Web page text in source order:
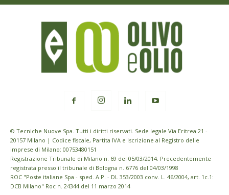
© Tecniche Nuove Spa. Tutti i diritti riservati. Sede legale Via Eritrea 21 -
20157 Milano | Codice fiscale, Partita IVA e Iscrizione al Registro delle
imprese di Milano: 00753480151
Registrazione Tribunale di Milano n. 69 del 05/03/2014. Precedentemente
registrata presso il tribunale di Bologna n. 6776 del 04/03/1998
ROC "Poste italiane Spa - sped. A.P. - DL 353/2003 conv. L. 46/2004, art. 1c.1:
DCB Milano" Roc n. 24344 del 11 marzo 2014